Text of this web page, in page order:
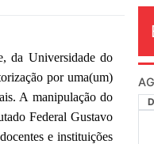
da Universidade do
por uma(um)
A manipulação do
Federal Gustavo
e instituições